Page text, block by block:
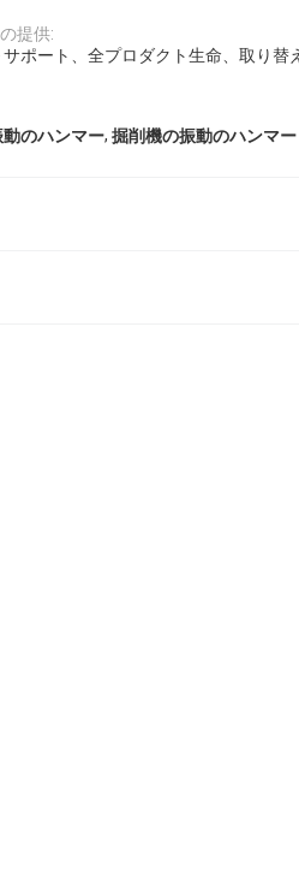
提供:
サポート、全プロダクト生命、取り替
のハンマー, 掘削機の振動のハンマー